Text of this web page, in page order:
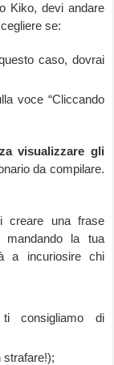
Kiko, devi andare
se:
caso, dovrai
voce “Cliccando
visualizzare gli
da compilare.
creare una frase
la tua
a incuriosire chi
consigliamo di
strafare!);